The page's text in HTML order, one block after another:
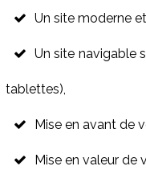
Un site moderne
Un site navigable
tablettes),
Mise en avant de
Mise en valeur de